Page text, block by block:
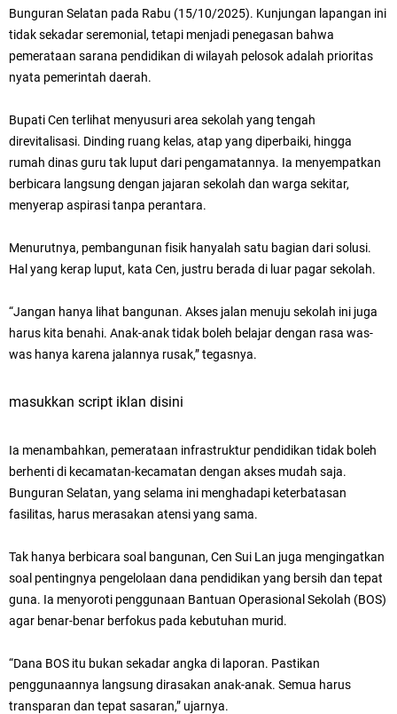
Bunguran Selatan pada Rabu (15/10/2025). Kunjungan lapangan ini
tidak sekadar seremonial, tetapi menjadi penegasan bahwa
pemerataan sarana pendidikan di wilayah pelosok adalah prioritas
nyata pemerintah daerah.
Bupati Cen terlihat menyusuri area sekolah yang tengah
direvitalisasi. Dinding ruang kelas, atap yang diperbaiki, hingga
rumah dinas guru tak luput dari pengamatannya. Ia menyempatkan
berbicara langsung dengan jajaran sekolah dan warga sekitar,
menyerap aspirasi tanpa perantara.
Menurutnya, pembangunan fisik hanyalah satu bagian dari solusi.
Hal yang kerap luput, kata Cen, justru berada di luar pagar sekolah.
“Jangan hanya lihat bangunan. Akses jalan menuju sekolah ini juga
harus kita benahi. Anak-anak tidak boleh belajar dengan rasa was-
was hanya karena jalannya rusak,” tegasnya.
masukkan script iklan disini
Ia menambahkan, pemerataan infrastruktur pendidikan tidak boleh
berhenti di kecamatan-kecamatan dengan akses mudah saja.
Bunguran Selatan, yang selama ini menghadapi keterbatasan
fasilitas, harus merasakan atensi yang sama.
Tak hanya berbicara soal bangunan, Cen Sui Lan juga mengingatkan
soal pentingnya pengelolaan dana pendidikan yang bersih dan tepat
guna. Ia menyoroti penggunaan Bantuan Operasional Sekolah (BOS)
agar benar-benar berfokus pada kebutuhan murid.
“Dana BOS itu bukan sekadar angka di laporan. Pastikan
penggunaannya langsung dirasakan anak-anak. Semua harus
transparan dan tepat sasaran,” ujarnya.